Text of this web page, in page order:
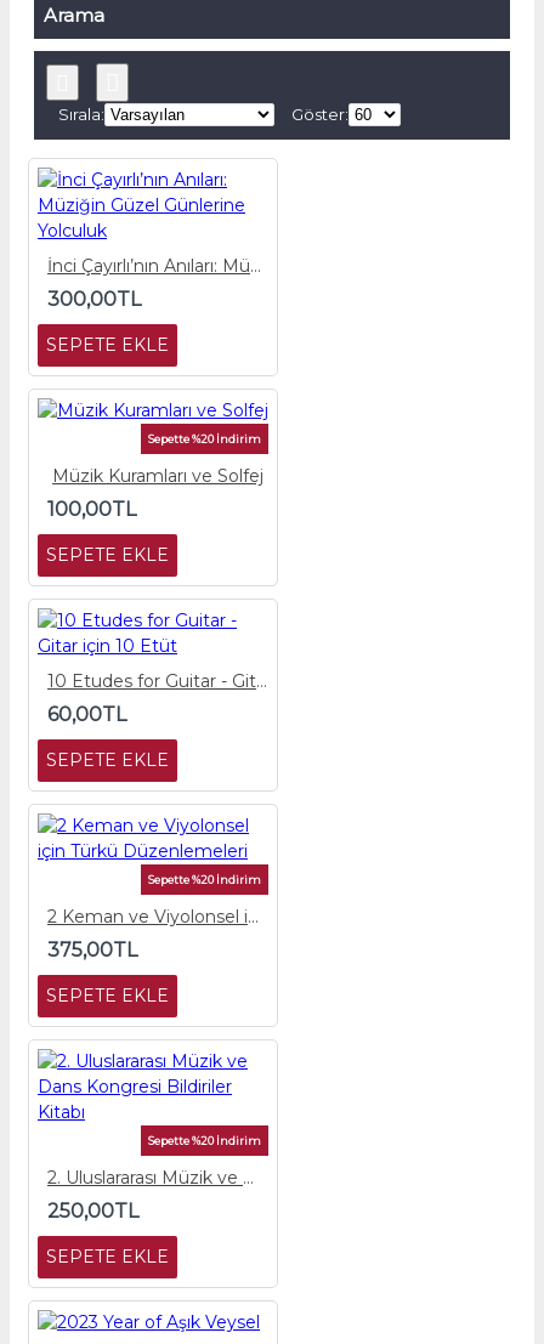
Arama
Sırala: Göster:
İnci Çayırlı’nın Anıları: Müziğin Güzel Günlerine Yolculuk
300,00TL
SEPETE EKLE
Sepette %20 İndirim
Müzik Kuramları ve Solfej
100,00TL
SEPETE EKLE
10 Etudes for Guitar - Gitar için 10 Etüt
60,00TL
SEPETE EKLE
Sepette %20 İndirim
2 Keman ve Viyolonsel için Türkü Düzenlemeleri
375,00TL
SEPETE EKLE
Sepette %20 İndirim
2. Uluslararası Müzik ve Dans Kongresi Bildiriler Kitabı
250,00TL
SEPETE EKLE